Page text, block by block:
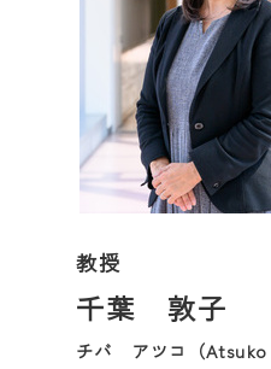
教授
千葉 敦子
チバ アツコ（Atsuko